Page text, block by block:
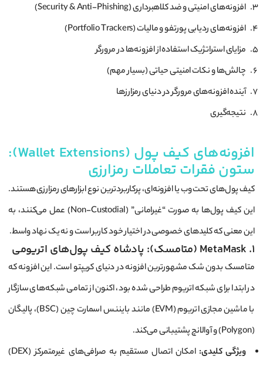
افزونه‌های امنیتی و ضد کلاهبرداری (Security & Anti-Phishing)
افزونه‌های ردیابی پورتفو و مالیات (Portfolio Trackers)
مزایای استراتژیک استفاده از افزونه‌ها در مرورگر
چالش‌ها و نکات امنیتی حیاتی (بسیار مهم)
آینده افزونه‌های مرورگر در دنیای رمزارزها
نتیجه‌گیری
افزونه‌های کیف پول (Wallet Extensions):
ستون فقرات تعاملات رمزارزی
کیف پول‌های تحت وب یا افزونه‌ای، پرکاربردترین نوع ابزارهای رمزارزی هستند.
این کیف پول‌ها به صورت “غیرامانی” (Non-Custodial) عمل می‌کنند، به
این معنی که کلیدهای خصوصی در اختیار خود کاربر است و نه یک نهاد واسط.
1. MetaMask (متامسک): پادشاه کیف پول‌های اتریومی
متامسک بدون شک مشهورترین افزونه در دنیای کریپتو است. این افزونه که
در ابتدا برای شبکه اتریوم طراحی شده بود، اکنون از تمامی شبکه‌های سازگار
با ماشین مجازی اتریوم (EVM) مانند بایننس اسمارت چین (BSC)، پالیگان
(Polygon) و آوالانچ پشتیبانی می‌کند.
ویژگی کلیدی:
امکان اتصال مستقیم به صرافی‌های غیرمتمرکز (DEX)